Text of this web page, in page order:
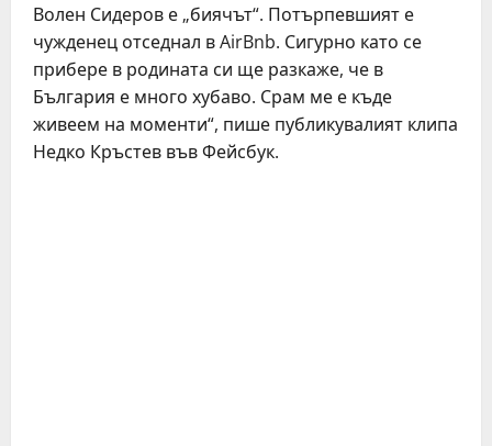
Волен Сидеров е „биячът“. Потърпевшият е
чужденец отседнал в AirBnb. Сигурно като се
прибере в родината си ще разкаже, че в
България е много хубаво. Срам ме е къде
живеем на моменти“, пише публикувалият клипа
Недко Кръстев във Фейсбук.